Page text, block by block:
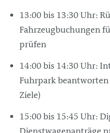
13:00 bis 13:30 Uhr:
Fahrzeugbuchungen
prüfen
14:00 bis 14:30 Uhr:
Fuhrpark beantworten
Ziele)
15:00 bis 15:45 Uhr: